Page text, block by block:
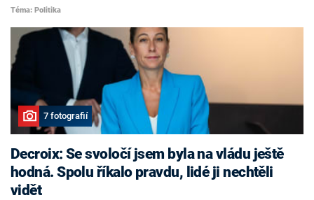
Téma: Politika
7 fotografií
Decroix: Se svoločí jsem byla na vládu ještě
hodná. Spolu říkalo pravdu, lidé ji nechtěli
vidět